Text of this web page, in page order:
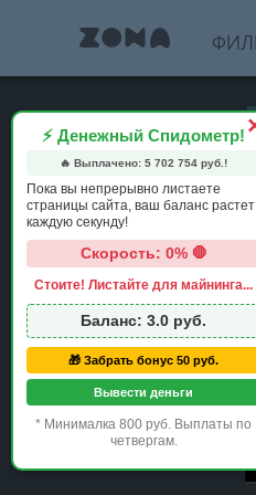
⚡ Денежный Спидометр!
🔥 Выплачено: 5 702 754 руб.!
Пока вы непрерывно листаете
страницы сайта, ваш баланс растет
каждую секунду!
Скорость: 0% 🛑
Стоите! Листайте для майнинга...
Баланс: 3.0 руб.
🎁 Забрать бонус 50 руб.
Вывести деньги
* Минималка 800 руб. Выплаты по
четвергам.